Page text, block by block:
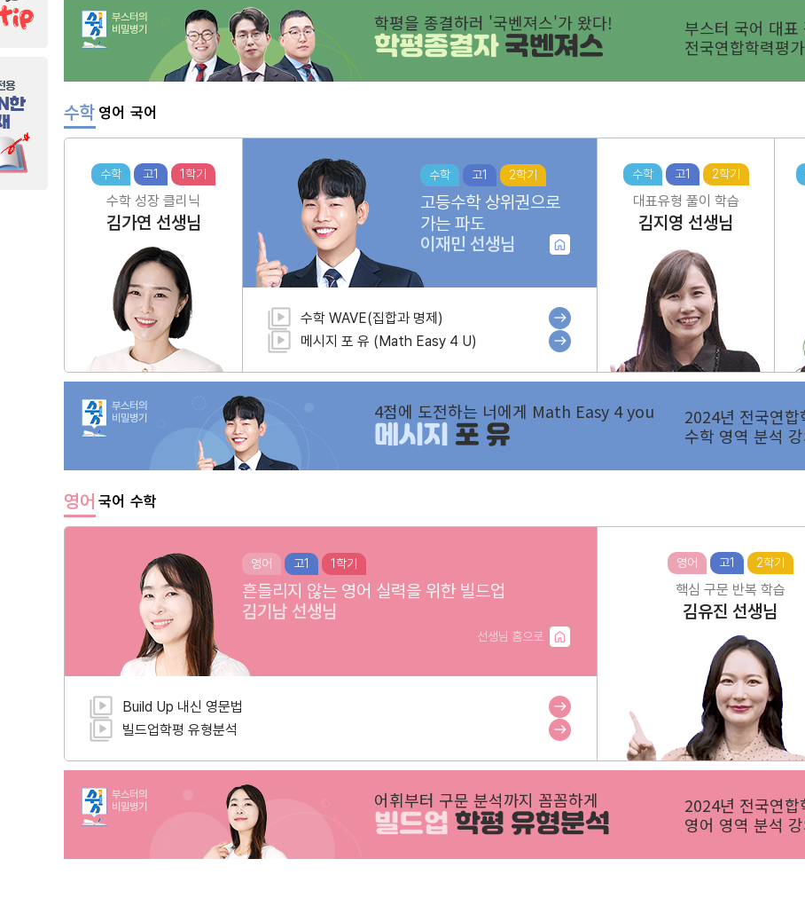
부스터의
비밀병기
학평을 종결하러 '국벤져스'가 왔다!
학평종결자국벤져스
부스터 국어 대
전국연합학력평
수학 영어 국어
수학 고1 1학기
수학 성장 클리닉
김가연 선생님
수학 고1 2학기
고등수학 상위권으로
가는 파도
이재민 선생님
수학 WAVE(집합과 명제)
메시지 포 유 (Math Easy 4 U)
수학 고1 2학기
대표유형 풀이 학습
김지영 선생님
부스터의
비밀병기
4점에 도전하는 너에게 Math Easy 4 you
메시지 포 유
2024년 전국연합
수학 영역 분석 강
영어 국어 수학
영어 고1 1학기
흔들리지 않는 영어 실력을 위한 빌드업
김기남 선생님
선생님 홈으로
Build Up 내신 영문법
빌드업학평 유형분석
영어 고1 2학기
핵심 구문 반복 학습
김유진 선생님
부스터의
비밀병기
어휘부터 구문 분석까지 꼼꼼하게
빌드업학평 유형분석
2024년 전국연합
영어 영역 분석 강